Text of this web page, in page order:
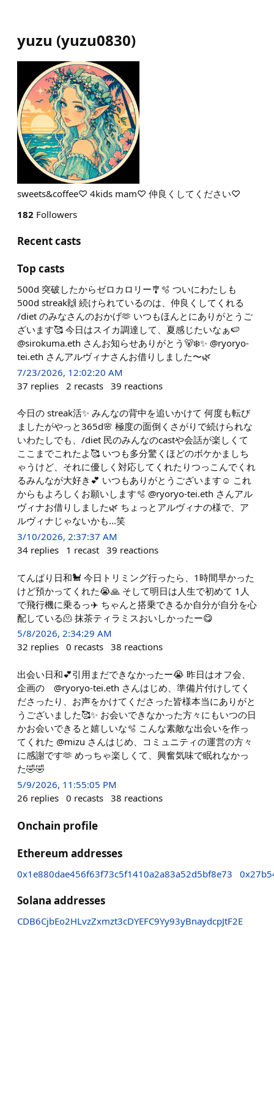
yuzu (yuzu0830)
sweets&coffee♡ 4kids mam♡ 仲良くしてください♡
182 Followers
Recent casts
Top casts
500d 突破したからゼロカロリー🎐🫧 ついにわたしも
500d streak🙌 続けられているのは、仲良くしてくれる
/diet のみなさんのおかげ🫶 いつもほんとにありがとうご
ざいます🥰 今日はスイカ調達して、夏感じたいなぁ🍉
@sirokuma.eth さんお知らせありがとう🐻‍❄️✨ @ryoryo-
tei.eth さんアルヴィナさんお借りしました〜🌿
7/23/2026, 12:02:20 AM
37 replies 2 recasts 39 reactions
今日の streak活✨ みんなの背中を追いかけて 何度も転び
ましたがやっと365d🌸 極度の面倒くさがりで続けられな
いわたしでも、/diet 民のみんなのcastや会話が楽しくて
ここまでこれたよ🥰 いつも多分驚くほどのボケかましち
ゃうけど、それに優しく対応してくれたりつっこんでくれ
るみんなが大好き💕 いつもありがとうございます☺️ これ
からもよろしくお願いします🫧 @ryoryo-tei.eth さんアル
ヴィナお借りしました🌿 ちょっとアルヴィナの様で、ア
ルヴィナじゃないかも...笑
3/10/2026, 2:37:37 AM
34 replies 1 recast 39 reactions
てんぱり日和🐩 今日トリミング行ったら、1時間早かった
けど預かってくれた😭🙏 そして明日は人生で初めて 1人
で飛行機に乗るっ✈️ ちゃんと搭乗できるか自分が自分を心
配している🫠 抹茶ティラミスおいしかったー😋
5/8/2026, 2:34:29 AM
32 replies 0 recasts 38 reactions
出会い日和💕引用まだできなかったー😭 昨日はオフ会、
企画の @ryoryo-tei.eth さんはじめ、準備片付けしてく
ださったり、お声をかけてくださった皆様本当にありがと
うございました🥰✨ お会いできなかった方々にもいつの日
かお会いできると嬉しいな🫧 こんな素敵な出会いを作っ
てくれた @mizu さんはじめ、コミュニティの運営の方々
に感謝です🫶 めっちゃ楽しくて、興奮気味で眠れなかっ
た🤣🤣
5/9/2026, 11:55:05 PM
26 replies 0 recasts 38 reactions
Onchain profile
Ethereum addresses
0x1e880dae456f63f73c5f1410a2a83a52d5bf8e73
Solana addresses
CDB6CjbEo2HLvzZxmzt3cDYEFC9Yy93yBnaydcpJtF2E